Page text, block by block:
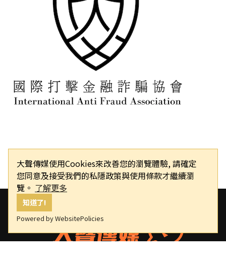
大聲傳媒使用Cookies來改善您的瀏覽體驗, 請確定
您同意及接受我們的私隱政策與使用條款才繼續瀏
覽。 了解更多
知道了!
Powered by WebsitePolicies